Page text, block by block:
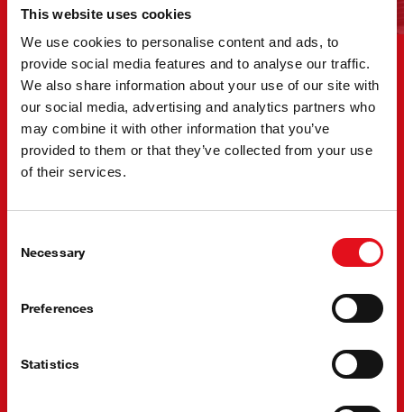
This website uses cookies
We use cookies to personalise content and ads, to
provide social media features and to analyse our traffic.
We also share information about your use of our site with
our social media, advertising and analytics partners who
may combine it with other information that you’ve
provided to them or that they’ve collected from your use
of their services.
Selection
Necessary
Preferences
Statistics
razvodnog mehanizma sa remenom u različitim
kombinacijama kako bi omogućili kupcima najbolju moguću
podršku.
omogućuje popravke pojedinačnih komponenti
popravak, nudimo komplete bez pumpe za vodu.
Komplet zupčastog remena sa pumpom za vodu -
uključuje pumpu za vodu i sve ostale potrebne dijelove